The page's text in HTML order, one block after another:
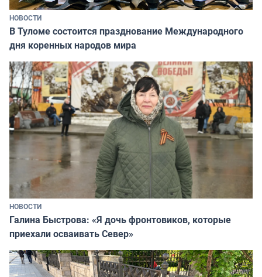
НОВОСТИ
В Туломе состоится празднование Международного
дня коренных народов мира
НОВОСТИ
Галина Быстрова: «Я дочь фронтовиков, которые
приехали осваивать Север»